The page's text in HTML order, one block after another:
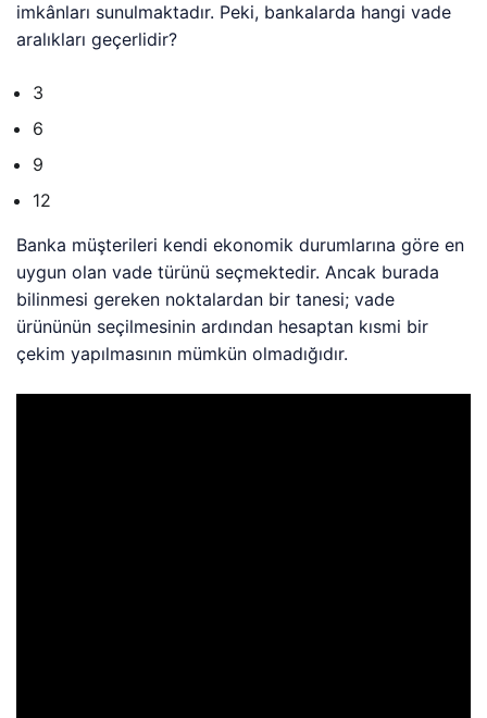
imkânları sunulmaktadır. Peki, bankalarda hangi vade
aralıkları geçerlidir?
3
6
9
12
Banka müşterileri kendi ekonomik durumlarına göre en
uygun olan vade türünü seçmektedir. Ancak burada
bilinmesi gereken noktalardan bir tanesi; vade
ürününün seçilmesinin ardından hesaptan kısmi bir
çekim yapılmasının mümkün olmadığıdır.